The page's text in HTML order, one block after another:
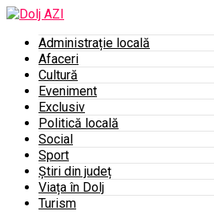
Administrație locală
Afaceri
Cultură
Eveniment
Exclusiv
Politică locală
Social
Sport
Știri din județ
Viața în Dolj
Turism